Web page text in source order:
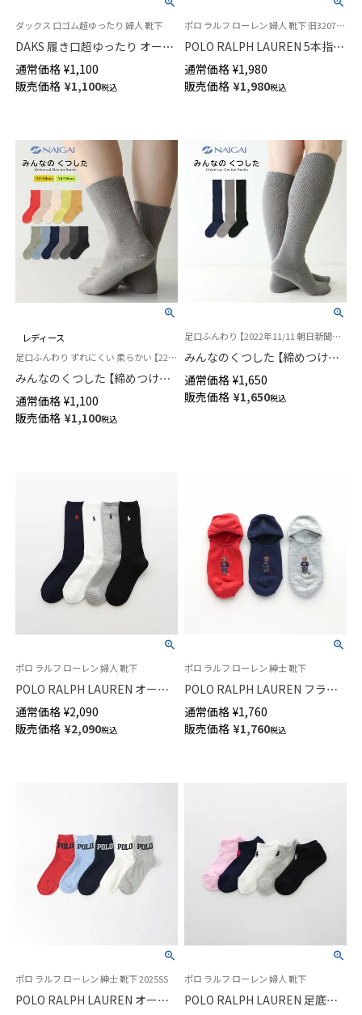
ダックス 口ゴム超ゆったり 婦人 靴下
DAKS 履き口超ゆったり オーガ
ニックコットン混 リンクス柄
クルー丈 ソックス レディース
03367024
通常価格 ¥1,100
販売価格 ¥1,100税込
ポロ ラルフ ローレン 婦人 靴下 旧3207151 03207954
POLO RALPH LAUREN 5本指ソ
ックス オーガニックコットン混
スニーカー丈 レディース
03207964
通常価格 ¥1,980
販売価格 ¥1,980税込
レディース
足口ふんわり ずれにくい 柔らかい 【22-24cm】【24-26cm】日本生まれのユニバーサルデザイン
みんなのくつした 【締めつけな
い靴下】クルー丈 ふんわりガー
ゼ オーガニックコットン混 レ
ディース 90360001
通常価格 ¥1,100
販売価格 ¥1,100税込
足口ふんわり 【2022年11/11 朝日新聞広告掲載】ユニバーサルデザイン 介護 履きやすい
みんなのくつした 【締めつけな
い靴下】 ハイソックス36cm丈
ふんわりガーゼ オーガニックコ
ットン レディース 03150011
通常価格 ¥1,650
販売価格 ¥1,650税込
ポロ ラルフ ローレン 婦人 靴下
POLO RALPH LAUREN オーガ
ニックコットン混 ワンポイント
ルーズソックス レディース
03217442
通常価格 ¥2,090
販売価格 ¥2,090税込
ポロ ラルフ ローレン 紳士 靴下
POLO RALPH LAUREN フラッ
グベア フットカバー オーガニ
ックコットン混 メンズ ソック
ス 02022286
通常価格 ¥1,760
販売価格 ¥1,760税込
ポロ ラルフ ローレン 紳士 靴下 2025SS
POLO RALPH LAUREN オーガ
ポロ ラルフ ローレン 婦人 靴下
POLO RALPH LAUREN 足底パ